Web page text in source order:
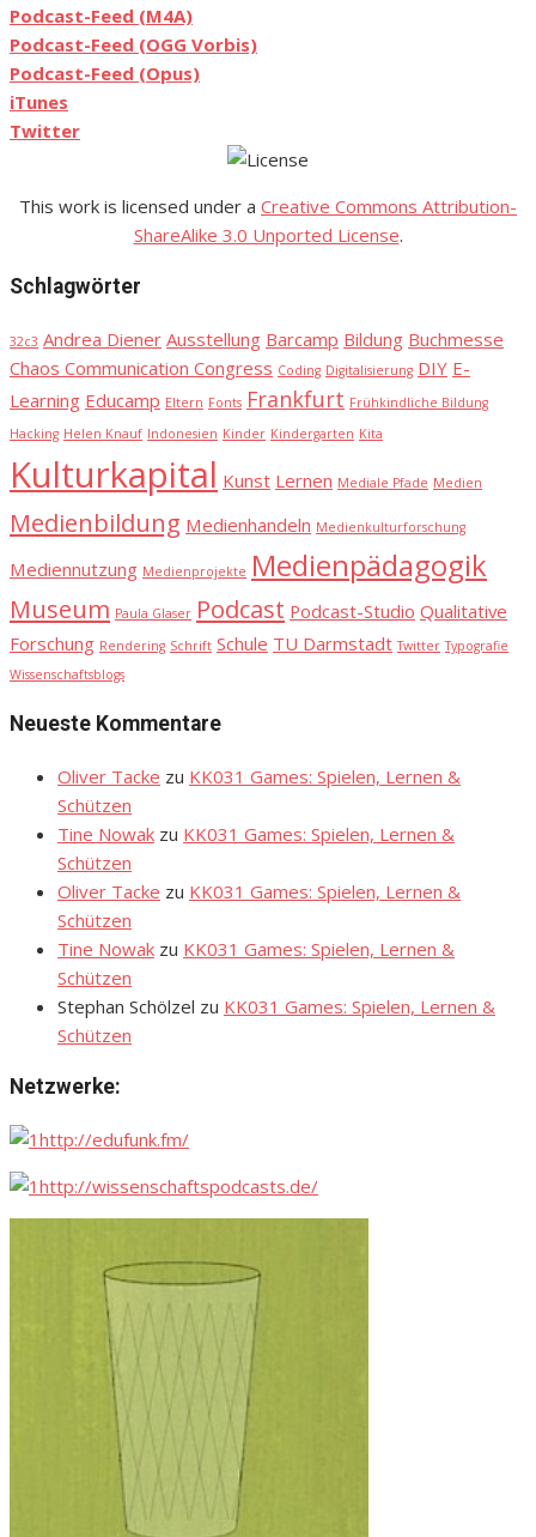
Podcast-Feed (M4A)
Podcast-Feed (OGG Vorbis)
Podcast-Feed (Opus)
iTunes
Twitter
This work is licensed under a Creative Commons Attribution-
ShareAlike 3.0 Unported License.
Schlagwörter
32c3 Andrea Diener Ausstellung Barcamp Bildung Buchmesse
Chaos Communication Congress Coding Digitalisierung DIY E-
Learning Educamp Eltern Fonts Frankfurt Frühkindliche Bildung
Hacking Helen Knauf Indonesien Kinder Kindergarten Kita
Kulturkapital Kunst Lernen Mediale Pfade Medien
Medienbildung Medienhandeln Medienkulturforschung
Mediennutzung Medienprojekte Medienpädagogik
Museum Paula Glaser Podcast Podcast-Studio Qualitative
Forschung Rendering Schrift Schule TU Darmstadt Twitter Typografie
Wissenschaftsblogs
Neueste Kommentare
Oliver Tacke zu KK031 Games: Spielen, Lernen &
Schützen
Tine Nowak zu KK031 Games: Spielen, Lernen &
Schützen
Oliver Tacke zu KK031 Games: Spielen, Lernen &
Schützen
Tine Nowak zu KK031 Games: Spielen, Lernen &
Schützen
Stephan Schölzel zu KK031 Games: Spielen, Lernen &
Schützen
Netzwerke:
http://edufunk.fm/
http://wissenschaftspodcasts.de/